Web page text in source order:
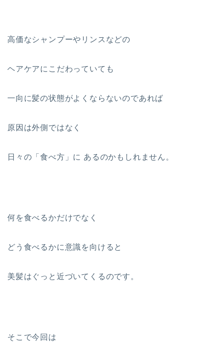
高価なシャンプーやリンスなどの
ヘアケアにこだわっていても
一向に髪の状態がよくならないのであれば
原因は外側ではなく
日々の「食べ方」に あるのかもしれません。
何を食べるかだけでなく
どう食べるかに意識を向けると
美髪はぐっと近づいてくるのです。
そこで今回は